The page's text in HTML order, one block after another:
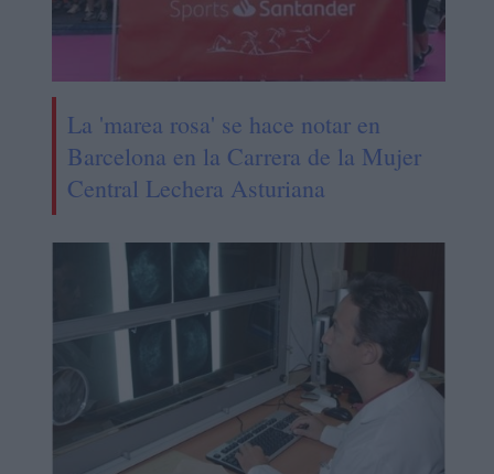
La 'marea rosa' se hace notar en
Barcelona en la Carrera de la Mujer
Central Lechera Asturiana